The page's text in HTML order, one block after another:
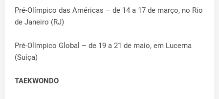
Pré-Olímpico das Américas – de 14 a 17 de março, no Rio
de Janeiro (RJ)
Pré-Olímpico Global – de 19 a 21 de maio, em Lucerna
(Suíça)
TAEKWONDO